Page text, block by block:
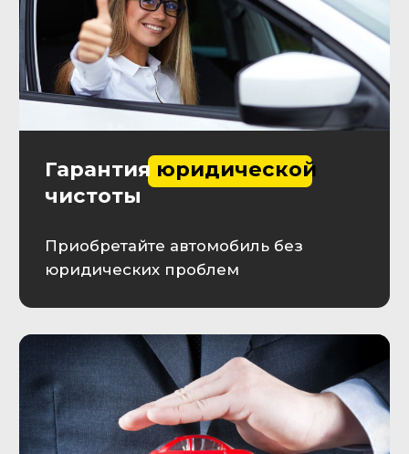
+7
пользовательское соглашение
Отправить заявку
течение 10 минут